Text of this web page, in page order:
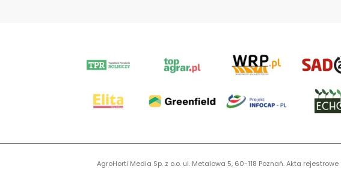
AgroHorti Media Sp. z o.o. ul. Metalowa 5, 60-118 Poznań. Akta